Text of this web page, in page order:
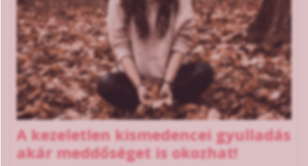
A kezeletlen kismedencei gyulladás
akár meddőséget is okozhat!